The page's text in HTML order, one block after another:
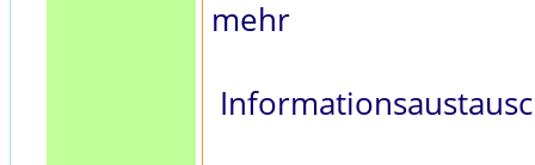
mehr